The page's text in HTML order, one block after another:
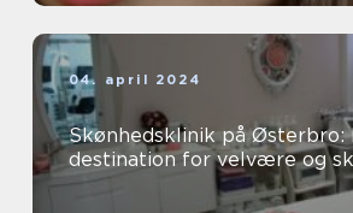
04. april 2024
Skønhedsklinik på Østerbro:
destination for velvære og